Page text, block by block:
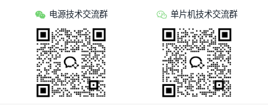
电源技术交流群 单片机技术交流群